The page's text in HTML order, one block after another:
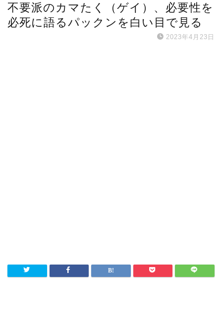
不要派のカマたく（ゲイ）、必要性を
必死に語るパックンを白い目で見る
2023年4月23日